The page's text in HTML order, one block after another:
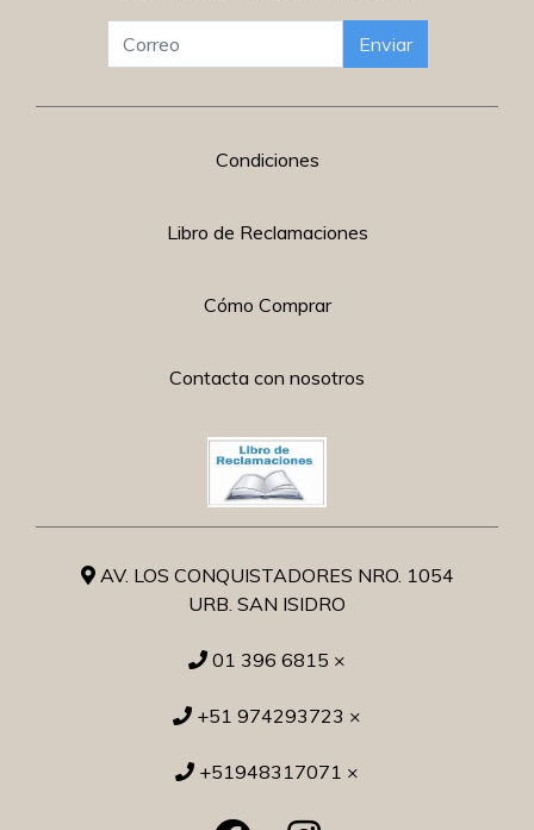
Enviar
Condiciones
Libro de Reclamaciones
Cómo Comprar
Contacta con nosotros
AV. LOS CONQUISTADORES NRO. 1054
URB. SAN ISIDRO
01 396 6815 ×
+51 974293723 ×
+51948317071 ×